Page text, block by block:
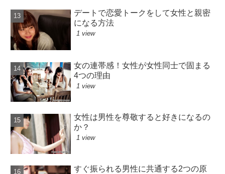
デートで恋愛トークをして女性と親密
になる方法
1 view
女の連帯感！女性が女性同士で固まる
4つの理由
1 view
女性は男性を尊敬すると好きになるの
か？
1 view
すぐ振られる男性に共通する2つの原